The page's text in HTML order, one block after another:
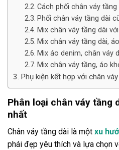
Cách phối chân váy
Phối chân váy tầng dài
Mix chân váy tầng dài
Mix chân váy tầng dài,
Mix áo denim, chân váy
Mix chân váy tầng, áo
Phụ kiện kết hợp với chân
Phân loại chân váy tầng
nhất
Chân váy tầng dài là một xu
phái đẹp yêu thích và lựa chọn